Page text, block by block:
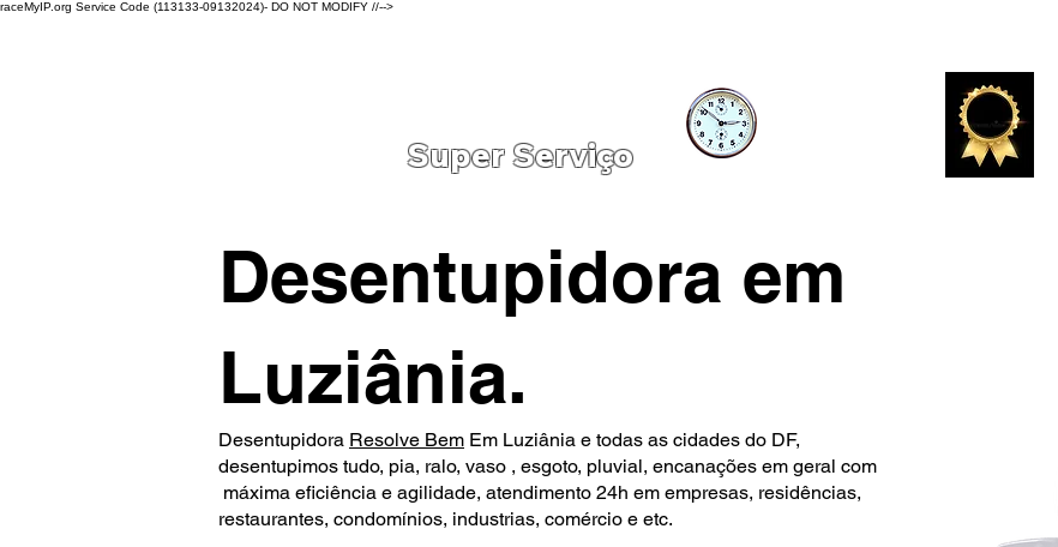
raceMyIP.org Service Code (113133-09132024)- DO NOT MODIFY //-->
Super Serviço
Desentupidora em
Luziânia.
Desentupidora Resolve Bem Em Luziânia e todas as cidades do DF,
desentupimos tudo, pia, ralo, vaso , esgoto, pluvial, encanações em geral com
máxima eficiência e agilidade, atendimento 24h em empresas, residências,
restaurantes, condomínios, industrias, comércio e etc.